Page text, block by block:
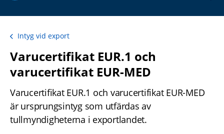
Intyg vid export
Varucertifikat EUR.1 och
varucertifikat EUR-MED
Varucertifikat EUR.1 och varucertifikat EUR-MED
är ursprungsintyg som utfärdas av
tullmyndigheterna i exportlandet.